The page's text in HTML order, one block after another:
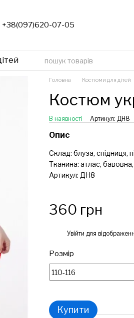
+38(097)620-07-05
Головна Костюми для дітей
Костюм
В наявності Артикул: ДН8
Опис
Склад: блуза, спідниця,
Тканина: атлас,
Артикул: ДН8
360 грн
Увійти для
Розмір
Купити